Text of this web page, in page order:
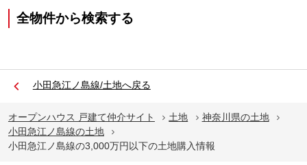
全物件から検索する
小田急江ノ島線/土地へ戻る
オープンハウス 戸建て仲介サイト 土地
神奈川県の土地
小田急江ノ島線の土地
小田急江ノ島線の3,000万円以下の土地購入情報